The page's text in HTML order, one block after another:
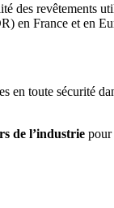
des revêtements
en France et en
en toute sécurité
de l’industrie pour